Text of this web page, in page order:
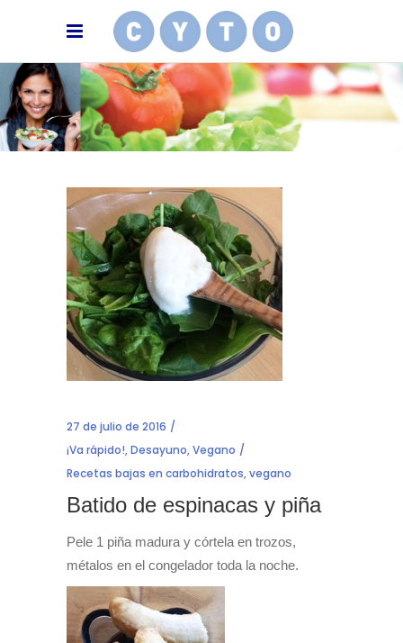
27 de julio de 2016
¡Va rápido!,Desayuno,Vegano
Recetas bajas en carbohidratos,vegano
Batido de espinacas y piña
Pele 1 piña madura y córtela en trozos,
métalos en el congelador toda la noche.